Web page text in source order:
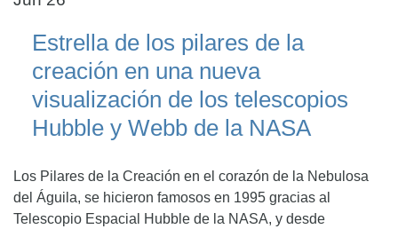
Estrella de los pilares de la
creación en una nueva
visualización de los telescopios
Hubble y Webb de la NASA
Los Pilares de la Creación en el corazón de la Nebulosa
del Águila, se hicieron famosos en 1995 gracias al
Telescopio Espacial Hubble de la NASA, y desde